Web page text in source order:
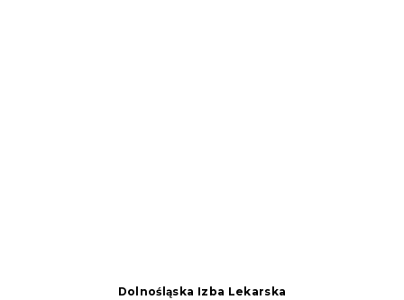
Dolnośląska Izba Lekarska